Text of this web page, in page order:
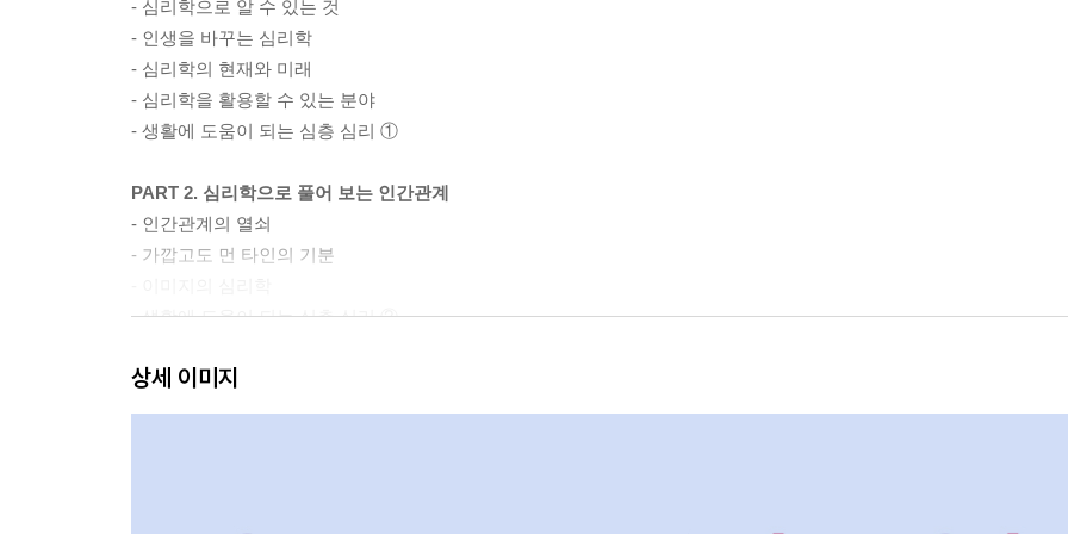
- 심리학으로 알 수 있는 것
- 인생을 바꾸는 심리학
- 심리학의 현재와 미래
- 심리학을 활용할 수 있는 분야
- 생활에 도움이 되는 심층 심리 ①
PART 2. 심리학으로 풀어 보는 인간관계
- 인간관계의 열쇠
- 가깝고도 먼 타인의 기분
- 생활에 도움이 되는 심층 심리 ②
PART 3. 심리학자를 통해 읽는 심리학
- 철학에서 과학으로
상세 이미지